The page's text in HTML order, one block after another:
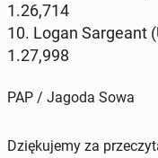
1.26,714
10. Logan Sar­ge­ant
1.27,998
PAP / Jagoda Sowa
Dziękujemy za